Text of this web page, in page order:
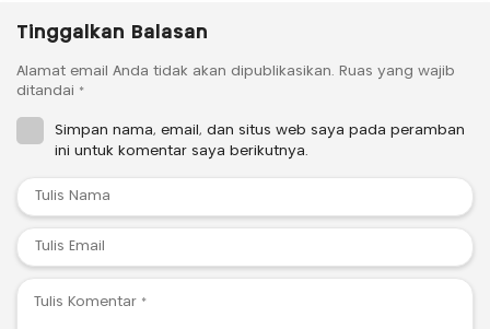
Tinggalkan Balasan
Alamat email Anda tidak akan dipublikasikan. Ruas yang wajib
ditandai *
Simpan nama, email, dan situs web saya pada peramban
ini untuk komentar saya berikutnya.